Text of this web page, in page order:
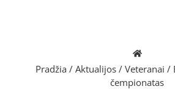
Pradžia / Aktualijos/ Veteranai /
čempionatas